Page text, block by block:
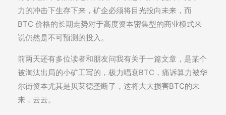
力的冲击下生存下来，矿企必须将目光投向未来，而
BTC 价格的长期走势对于高度资本密集型的商业模式来
说仍然是不可预测的投入。
前两天还有多位读者和朋友问我有关于一篇文章，是某个
被淘汰出局的小矿工写的，极力唱衰BTC，痛诉算力被华
尔街资本尤其是贝莱德垄断了，这将大大损害BTC的未
来，云云。